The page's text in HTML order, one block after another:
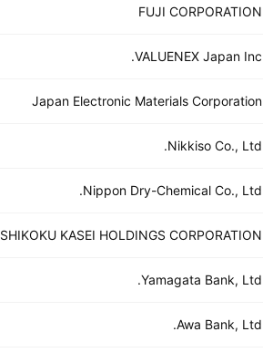
FUJI CORPORATION
VALUENEX Japan Inc.
Japan Electronic Materials Corporation
Nikkiso Co., Ltd.
Nippon Dry-Chemical Co., Ltd.
SHIKOKU KASEI HOLDINGS CORPORATION
Yamagata Bank, Ltd.
Awa Bank, Ltd.